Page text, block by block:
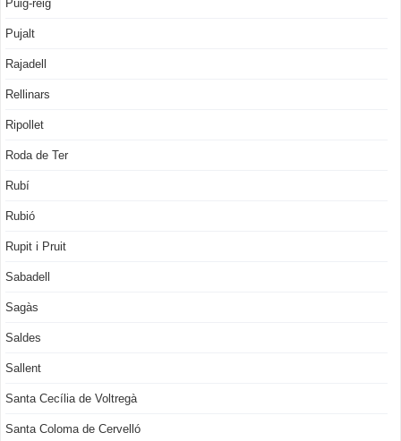
Puig-reig
Pujalt
Rajadell
Rellinars
Ripollet
Roda de Ter
Rubí
Rubió
Rupit i Pruit
Sabadell
Sagàs
Saldes
Sallent
Santa Cecília de Voltregà
Santa Coloma de Cervelló